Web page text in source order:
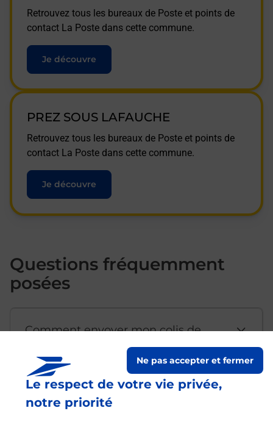
Le respect de votre vie privée,
notre priorité
Ne pas accepter et fermer
Retrouvez tous les bureaux de Poste et points de
contact La Poste dans cette commune.
Je découvre
PREZ SOUS LAFAUCHE
Retrouvez tous les bureaux de Poste et points de
contact La Poste dans cette commune.
Je découvre
Questions fréquemment
posées
Comment envoyer mon colis de
Est-il possible d’acheter un
emballage directement depuis un